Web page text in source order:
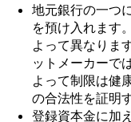
地元銀行の一つ
を預け入れます
よって異なりま
ットメーカーで
よって制限は健
の合法性を証明
登録資本金に加